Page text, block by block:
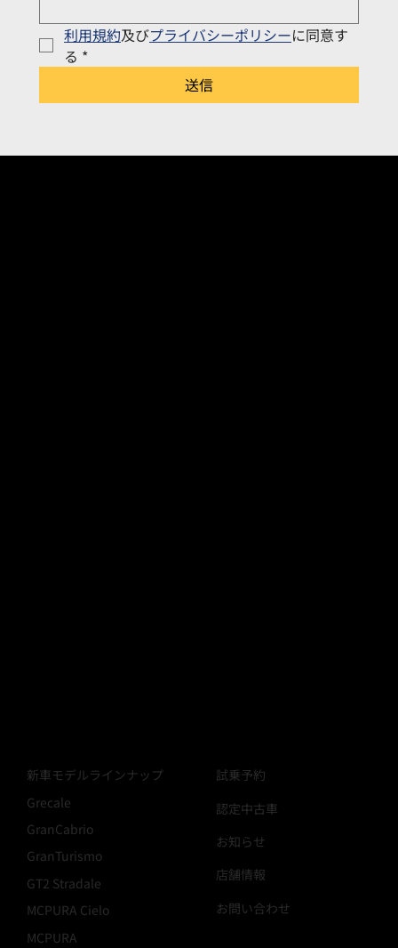
利用規約及びプライバシーポリシーに同意す
る *
送信
新車モデルラインナップ
Grecale
GranCabrio
GranTurismo
GT2 Stradale
MCPURA Cielo
MCPURA
試乗予約
認定中古車
​お知らせ
店舗情報
お問い合わせ